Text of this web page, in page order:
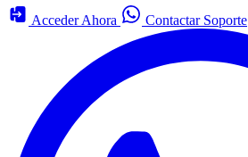
Acceder Ahora Contactar Soporte